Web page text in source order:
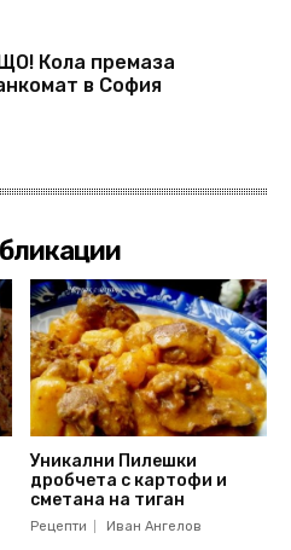
Кола премаза
в София
Уникални Пилешки
дробчета с картофи и
сметана на тиган
Рецепти Иван Ангелов